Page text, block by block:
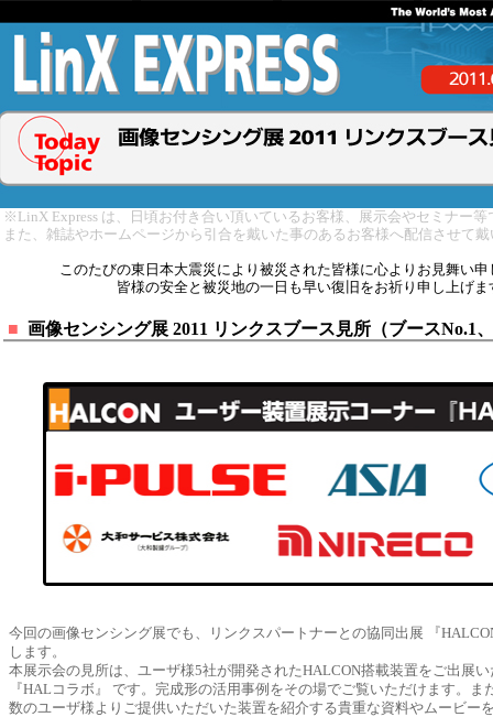
※LinX Express は、日頃お付き合い頂いているお客様、展示会やセミナー等
また、雑誌やホームページから引合を戴いた事のあるお客様へ配信させて
このたびの東日本大震災により被災された皆様に心よりお見舞い申
皆様の安全と被災地の一日も早い復旧をお祈り申し上げま
■ 画像センシング展 2011 リンクスブース見所（ブースNo.1
今回の画像センシング展でも、リンクスパートナーとの協同出展 『
します。
本展示会の見所は、ユーザ様5社が開発されたHALCON搭載装置をご出展
『HALコラボ』 です。完成形の活用事例をその場でご覧いただけます。ま
数のユーザ様よりご提供いただいた装置を紹介する貴重な資料やムービー